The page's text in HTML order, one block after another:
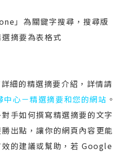
」為關鍵字搜尋，搜尋版
摘要為表格式
細的精選摘要介紹，詳情請
心－精選摘要和您的網站 。
手如何撰寫精選摘要的文字
出點，讓你的網頁內容更能
的建議或幫助，若 Google